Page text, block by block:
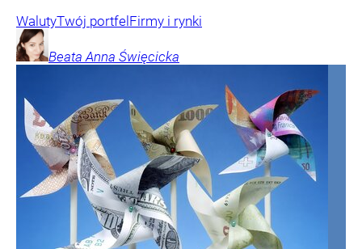
WalutyTwój portfelFirmy i rynki
Beata Anna Święcicka